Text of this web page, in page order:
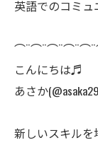
英語でのコミュ
こんにちは♬
あさか
新しいスキルを